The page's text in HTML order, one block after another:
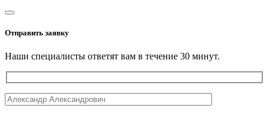
Отправить заявку
Наши специалисты ответят вам в течение 30 минут.